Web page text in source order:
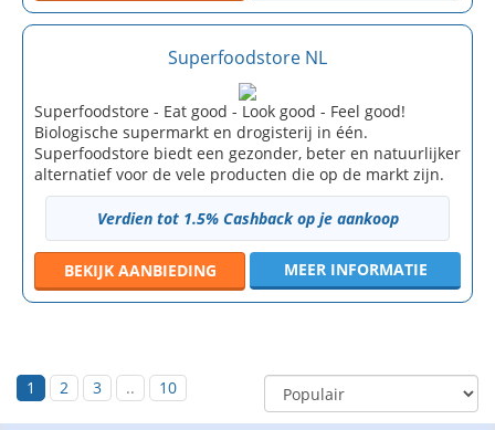
Superfoodstore NL
Superfoodstore - Eat good - Look good - Feel good!
Biologische supermarkt en drogisterij in één.
Superfoodstore biedt een gezonder, beter en natuurlijker
alternatief voor de vele producten die op de markt zijn.
Verdien tot 1.5% Cashback op je aankoop
BEKIJK AANBIEDING MEER INFORMATIE
1 2 3 .. 10